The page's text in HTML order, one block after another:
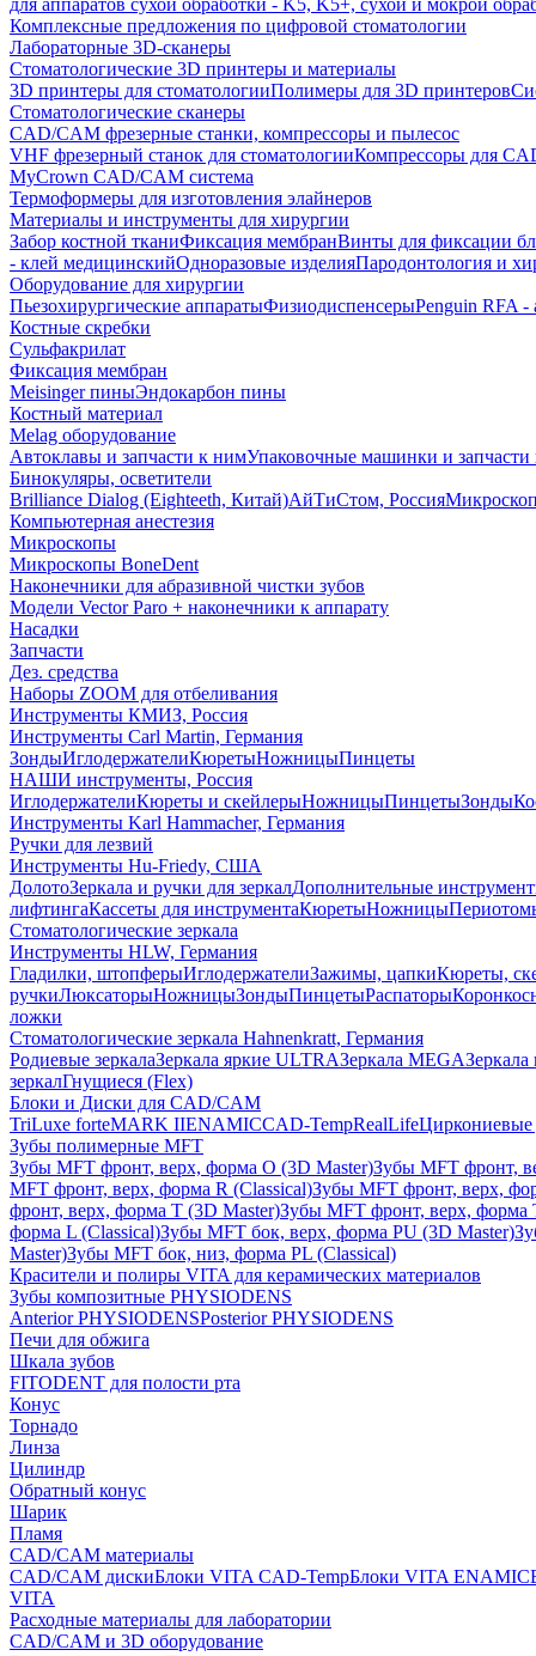
для аппаратов сухой обработки - K5, K5+, сухой и мокрой
Комплексные предложения по цифровой стоматологии
Лабораторные 3D-сканеры
Стоматологические 3D принтеры и материалы
3D принтеры для стоматологииПолимеры для 3D принтеров
Стоматологические сканеры
CAD/CAM фрезерные станки, компрессоры и пылесос
VHF фрезерный станок для стоматологииКомпрессоры для
MyCrown CAD/CAM система
Термоформеры для изготовления элайнеров
Материалы и инструменты для хирургии
Забор костной тканиФиксация мембранВинты для фиксации
- клей медицинскийОдноразовые изделияПародонтология и
Оборудование для хирургии
Пьезохирургические аппаратыФизиодиспенсерыPenguin RFA -
Костные скребки
Сульфакрилат
Фиксация мембран
Meisinger пиныЭндокарбон пины
Костный материал
Melag оборудование
Автоклавы и запчасти к нимУпаковочные машинки и
Бинокуляры, осветители
Brilliance Dialog (Eighteeth, Китай)АйТиСтом, Россия
Компьютерная анестезия
Микроскопы
Микроскопы BoneDent
Наконечники для абразивной чистки зубов
Модели Vector Paro + наконечники к аппарату
Насадки
Запчасти
Дез. средства
Наборы ZOOM для отбеливания
Инструменты КМИЗ, Россия
Инструменты Carl Martin, Германия
ЗондыИглодержателиКюретыНожницыПинцеты
НАШИ инструменты, Россия
ИглодержателиКюреты и скейлерыНожницыПинцетыЗонды
Инструменты Karl Hammacher, Германия
Ручки для лезвий
Инструменты Hu-Friedy, США
ДолотоЗеркала и ручки для зеркалДополнительные
лифтингаКассеты для инструментаКюретыНожницы
Стоматологические зеркала
Инструменты HLW, Германия
Гладилки, штопферыИглодержателиЗажимы, цапкиКюреты,
ручкиЛюксаторыНожницыЗондыПинцетыРаспаторы
ложки
Стоматологические зеркала Hahnenkratt, Германия
Родиевые зеркалаЗеркала яркие ULTRAЗеркала MEGAЗеркала
зеркалГнущиеся (Flex)
Блоки и Диски для CAD/CAM
TriLuxe forteMARK IIENAMICCAD-TempRealLifeЦиркониевые
Зубы полимерные MFT
Зубы MFT фронт, верх, форма O (3D Master)Зубы MFT фронт,
MFT фронт, верх, форма R (Classical)Зубы MFT фронт, верх,
фронт, верх, форма T (3D Master)Зубы MFT фронт, верх, форма
форма L (Classical)Зубы MFT бок, верх, форма PU (3D Master)
Master)Зубы MFT бок, низ, форма PL (Classical)
Красители и полиры VITA для керамических материалов
Зубы композитные PHYSIODENS
Anterior PHYSIODENSPosterior PHYSIODENS
Печи для обжига
Шкала зубов
FITODENT для полости рта
Конус
Торнадо
Линза
Цилиндр
Обратный конус
Шарик
Пламя
CAD/CAM материалы
CAD/CAM дискиБлоки VITA CAD-TempБлоки VITA ENAMIC
VITA
Расходные материалы для лаборатории
CAD/CAM и 3D оборудование